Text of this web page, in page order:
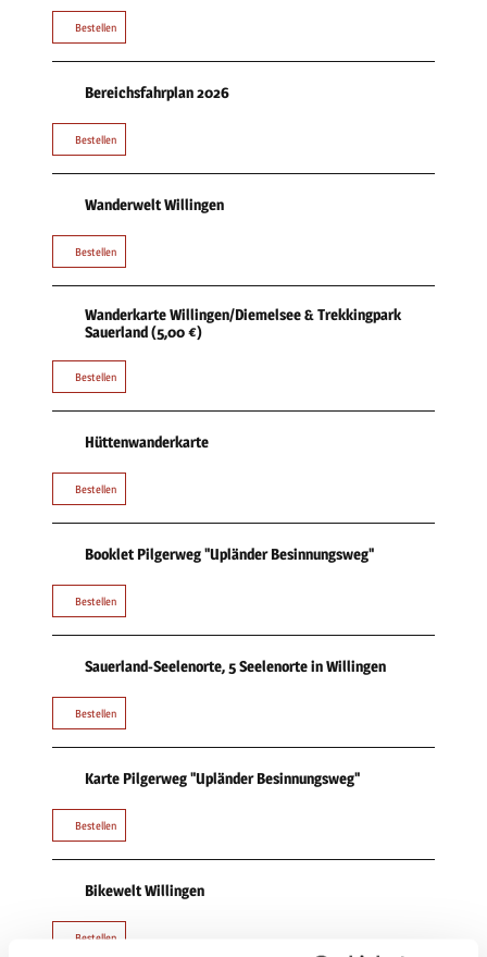
Bestellen
Bereichsfahrplan 2026
Bestellen
Wanderwelt Willingen
Bestellen
Wanderkarte Willingen/Diemelsee & Trekkingpark
Sauerland (5,00 €)
Bestellen
Hüttenwanderkarte
Bestellen
Booklet Pilgerweg "Upländer Besinnungsweg"
Bestellen
Sauerland-Seelenorte, 5 Seelenorte in Willingen
Bestellen
Karte Pilgerweg "Upländer Besinnungsweg"
Bestellen
Bikewelt Willingen
Bestellen